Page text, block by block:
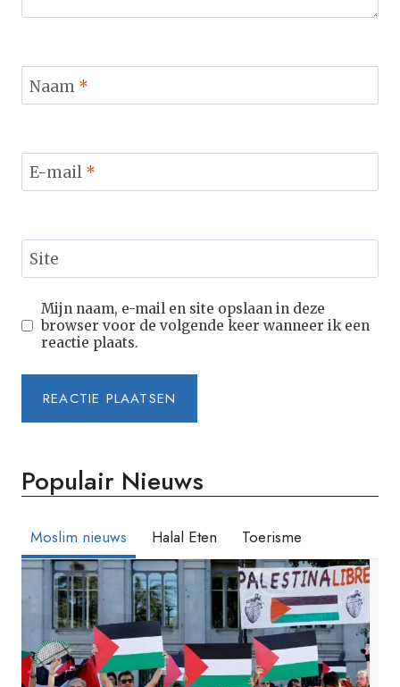
Naam *
E-mail *
Site
Mijn naam, e-mail en site opslaan in deze
browser voor de volgende keer wanneer ik een
reactie plaats.
Populair Nieuws
Moslim nieuws Halal Eten Toerisme